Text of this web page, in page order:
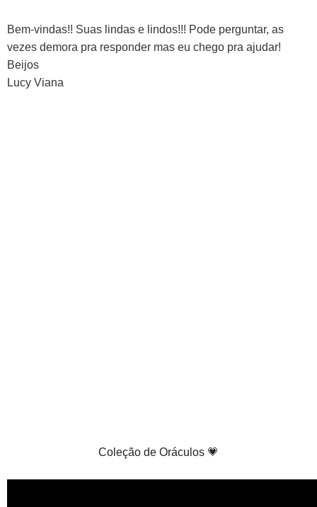
Bem-vindas!! Suas lindas e lindos!!! Pode perguntar, as
vezes demora pra responder mas eu chego pra ajudar!
Beijos
Lucy Viana
Coleção de Oráculos 💗